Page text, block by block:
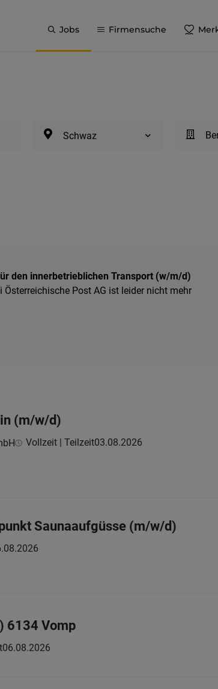
Jobs Firmensuche
Schwaz
den innerbetrieblichen Transport (w/m/d)
Österreichische Post AG ist leider nicht mehr
(m/w/d)
Vollzeit | Teilzeit03.08.2026
Saunaaufgüsse (m/w/d)
6134 Vomp
06.08.2026